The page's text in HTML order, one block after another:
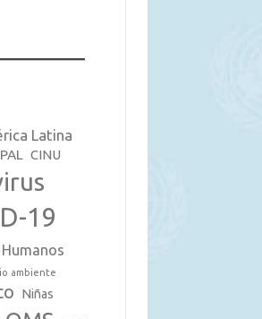
Latina
CINU
19
ambiente
Niñas